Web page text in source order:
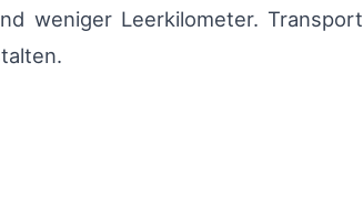
weniger Leerkilometer.